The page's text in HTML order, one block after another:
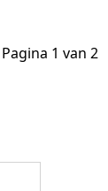
Pagina 1 van 2